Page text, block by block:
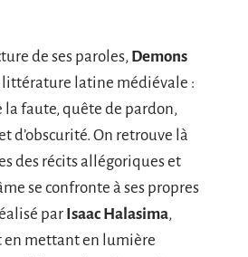
de ses paroles, Demons
littérature latine médiévale :
faute, quête de pardon,
d’obscurité. On retrouve là
des récits allégoriques et
se confronte à ses propres
par Isaac Halasima,
en mettant en lumière